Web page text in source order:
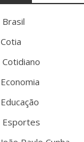
Brasil
Cotia
Cotidiano
Economia
Educação
Esportes